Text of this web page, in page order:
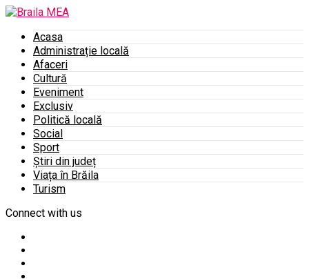
Acasa
Administrație locală
Afaceri
Cultură
Eveniment
Exclusiv
Politică locală
Social
Sport
Știri din județ
Viața în Brăila
Turism
Connect with us